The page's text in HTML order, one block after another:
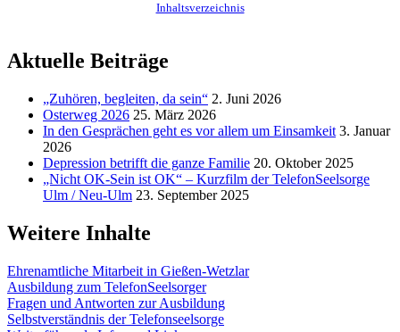
Inhaltsverzeichnis
Aktuelle Beiträge
„Zuhören, begleiten, da sein“ 2. Juni 2026
Osterweg 2026 25. März 2026
In den Gesprächen geht es vor allem um Einsamkeit 3. Januar
2026
Depression betrifft die ganze Familie 20. Oktober 2025
„Nicht OK-Sein ist OK“ – Kurzfilm der TelefonSeelsorge
Ulm / Neu-Ulm 23. September 2025
Weitere Inhalte
Ehrenamtliche Mitarbeit in Gießen-Wetzlar
Ausbildung zum TelefonSeelsorger
Fragen und Antworten zur Ausbildung
Selbstverständnis der Telefonseelsorge